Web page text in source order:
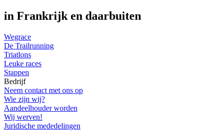
in Frankrijk en daarbuiten
Wegrace
De Trailrunning
Triatlons
Leuke races
Stappen
Bedrijf
Neem contact met ons op
Wie zijn wij?
Aandeelhouder worden
Wij werven!
Juridische mededelingen